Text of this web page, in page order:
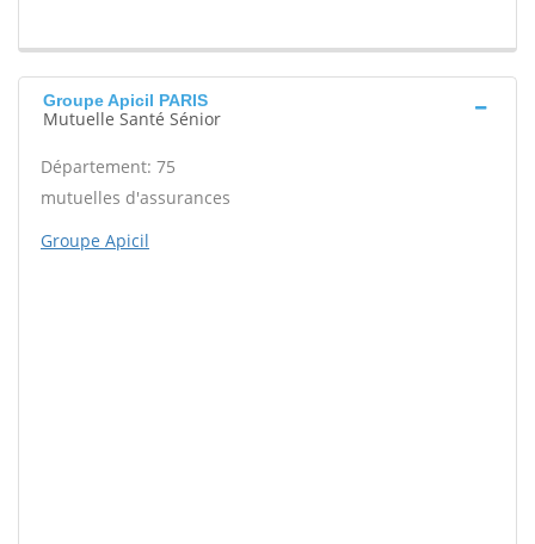
Groupe Apicil PARIS
Mutuelle Santé Sénior
Département: 75
mutuelles d'assurances
Groupe Apicil